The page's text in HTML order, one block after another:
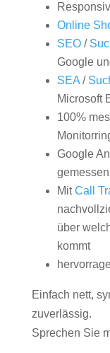
Online
SEO/
Google
SEA/
Microsoft
100%
Google
gemessen
MitCall
über
kommt
Einfach nett,
zuverlässig.
Sprechen Sie